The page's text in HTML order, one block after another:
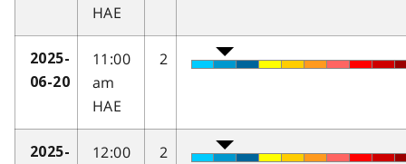
HAE
2025-
06-20
11:00
am
HAE
2
2025-
12:00
2